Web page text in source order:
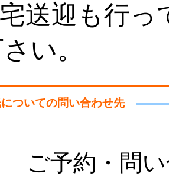
送迎も行っ
い。
ついての問い合わせ先
ご予約・問